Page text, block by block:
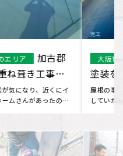
大阪市
大阪市で屋根
塗装を行いました。
屋根の事が気になりネットで検索
していた所 HPをみつけて問い合わ